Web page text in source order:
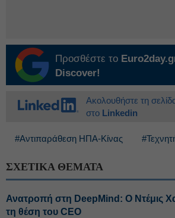
Προσθέστε το
Discover!
Ακολουθήστε τη
στο Linkedin
#Αντιπαράθεση ΗΠΑ-Κίνας
ΣΧΕΤΙΚΑ ΘΕΜΑΤΑ
Ανατροπή στη DeepMind: Ο Ντέμις
τη θέση του CEO